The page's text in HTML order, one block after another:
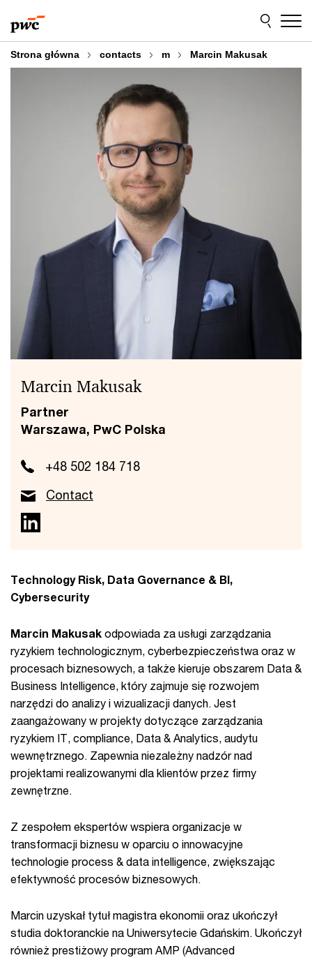
do
treści
do
stopki
Strona główna contacts m Marcin Makusak
Marcin Makusak
Partner
Warszawa, PwC Polska
+48 502 184 718
Contact
Technology Risk, Data Governance & BI,
Cybersecurity
Marcin Makusak odpowiada za usługi zarządzania
ryzykiem technologicznym, cyberbezpieczeństwa oraz w
procesach biznesowych, a także kieruje obszarem Data &
Business Intelligence, który zajmuje się rozwojem
narzędzi do analizy i wizualizacji danych. Jest
zaangażowany w projekty dotyczące zarządzania
ryzykiem IT, compliance, Data & Analytics, audytu
wewnętrznego. Zapewnia niezależny nadzór nad
projektami realizowanymi dla klientów przez firmy
zewnętrzne.
Z zespołem ekspertów wspiera organizacje w
transformacji biznesu w oparciu o innowacyjne
technologie process & data intelligence, zwiększając
efektywność procesów biznesowych.
Marcin uzyskał tytuł magistra ekonomii oraz ukończył
studia doktoranckie na Uniwersytecie Gdańskim. Ukończył
również prestiżowy program AMP (Advanced